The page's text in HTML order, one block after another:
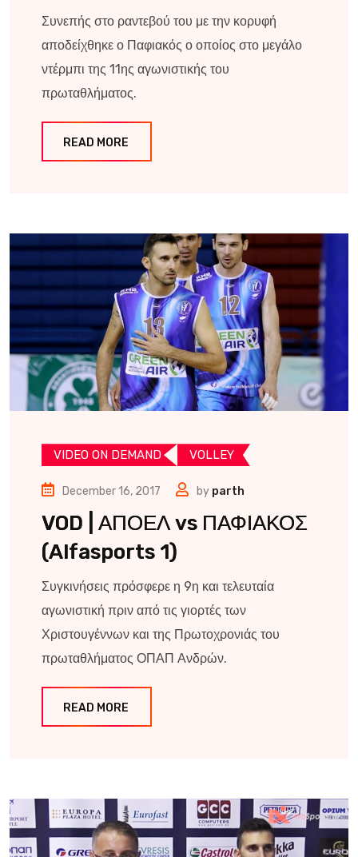
Συνεπής στο ραντεβού του με την κορυφή
αποδείχθηκε ο Παφιακός ο οποίος στο μεγάλο
ντέρμπι της 11ης αγωνιστικής του
πρωταθλήματος.
READ MORE
VIDEO ON DEMAND VOLLEY
December 16, 2017 by parth
VOD | ΑΠΟΕΛ vs ΠΑΦΙΑΚΟΣ
(Alfasports 1)
Συγκινήσεις πρόσφερε η 9η και τελευταία
αγωνιστική πριν από τις γιορτές των
Χριστουγέννων και της Πρωτοχρονιάς του
πρωταθλήματος ΟΠΑΠ Ανδρών.
READ MORE